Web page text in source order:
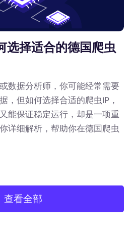
选择适合的德国爬虫
数据分析师，你可能经常需要
，但如何选择合适的爬虫IP，
能保证稳定运行，却是一项重
详细解析，帮助你在德国爬虫
查看全部